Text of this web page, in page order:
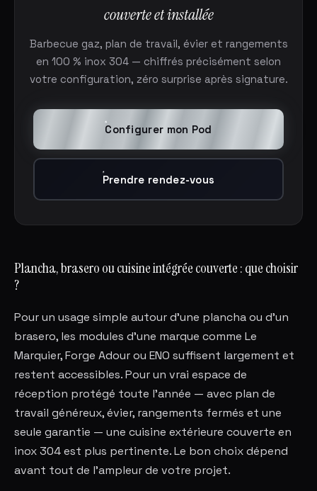
couverte et installée
Barbecue gaz, plan de travail, évier et rangements
en 100 % inox 304 — chiffrés précisément selon
votre configuration, zéro surprise après signature.
Configurer mon Pod
Prendre rendez-vous
Plancha, brasero ou cuisine intégrée couverte : que choisir
?
Pour un usage simple autour d'une plancha ou d'un
brasero, les modules d'une marque comme Le
Marquier, Forge Adour ou ENO suffisent largement et
restent accessibles. Pour un vrai espace de
réception protégé toute l'année — avec plan de
travail généreux, évier, rangements fermés et une
seule garantie — une cuisine extérieure couverte en
inox 304 est plus pertinente. Le bon choix dépend
avant tout de l'ampleur de votre projet.